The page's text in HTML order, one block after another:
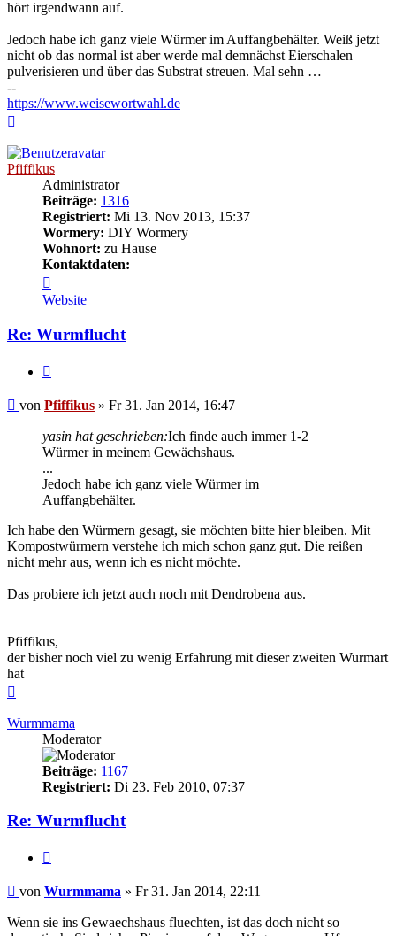
hört irgendwann auf.
Jedoch habe ich ganz viele Würmer im Auffangbehälter. Weiß jetzt
nicht ob das normal ist aber werde mal demnächst Eierschalen
pulverisieren und über das Substrat streuen. Mal sehn …
--
https://www.weisewortwahl.de
Pfiffikus
Administrator
Beiträge: 1316
Registriert: Mi 13. Nov 2013, 15:37
Wormery: DIY Wormery
Wohnort: zu Hause
Kontaktdaten:
von
Pfiffikus
Website
Re: Wurmflucht
Beitrag
von Pfiffikus » Fr 31. Jan 2014, 16:47
yasin hat geschrieben:Ich finde auch immer 1-2
Würmer in meinem Gewächshaus.
...
Jedoch habe ich ganz viele Würmer im
Auffangbehälter.
Ich habe den Würmern gesagt, sie möchten bitte hier bleiben. Mit
Kompostwürmern verstehe ich mich schon ganz gut. Die reißen
nicht mehr aus, wenn ich es nicht möchte.
Das probiere ich jetzt auch noch mit Dendrobena aus.
Pfiffikus,
der bisher noch viel zu wenig Erfahrung mit dieser zweiten Wurmart
hat
Wurmmama
Moderator
Beiträge: 1167
Registriert: Di 23. Feb 2010, 07:37
Re: Wurmflucht
Beitrag
von Wurmmama » Fr 31. Jan 2014, 22:11
Wenn sie ins Gewaechshaus fluechten, ist das doch nicht so